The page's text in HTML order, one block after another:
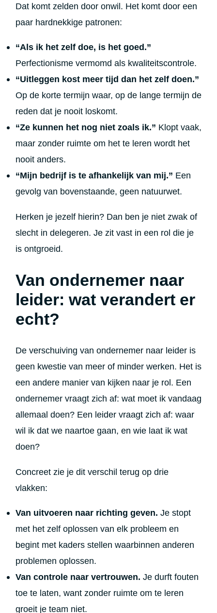
Dat komt zelden door onwil. Het komt door een
paar hardnekkige patronen:
“Als ik het zelf doe, is het goed.”
Perfectionisme vermomd als kwaliteitscontrole.
“Uitleggen kost meer tijd dan het zelf doen.”
Op de korte termijn waar, op de lange termijn de
reden dat je nooit loskomt.
“Ze kunnen het nog niet zoals ik.” Klopt vaak,
maar zonder ruimte om het te leren wordt het
nooit anders.
“Mijn bedrijf is te afhankelijk van mij.” Een
gevolg van bovenstaande, geen natuurwet.
Herken je jezelf hierin? Dan ben je niet zwak of
slecht in delegeren. Je zit vast in een rol die je
is ontgroeid.
Van ondernemer naar
leider: wat verandert er
echt?
De verschuiving van ondernemer naar leider is
geen kwestie van meer of minder werken. Het is
een andere manier van kijken naar je rol. Een
ondernemer vraagt zich af: wat moet ik vandaag
allemaal doen? Een leider vraagt zich af: waar
wil ik dat we naartoe gaan, en wie laat ik wat
doen?
Concreet zie je dit verschil terug op drie
vlakken:
Van uitvoeren naar richting geven. Je stopt
met het zelf oplossen van elk probleem en
begint met kaders stellen waarbinnen anderen
problemen oplossen.
Van controle naar vertrouwen. Je durft fouten
toe te laten, want zonder ruimte om te leren
groeit je team niet.